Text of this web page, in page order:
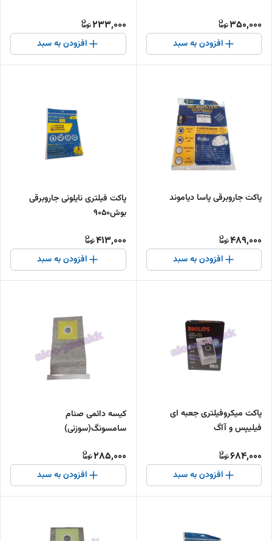
350,000
افزودن به سبد
233,000
افزودن به سبد
پاکت جاروبرقی پاسا دیاموند
489,000
افزودن به سبد
پاکت فیلتری نایلونی جاروبرقی
بوش9050
413,000
افزودن به سبد
پاکت میکروفیلتری جعبه ای
فیلیپس و آاگ
684,000
افزودن به سبد
کیسه دائمی صنام
سامسونگ(سوزنی)
285,000
افزودن به سبد